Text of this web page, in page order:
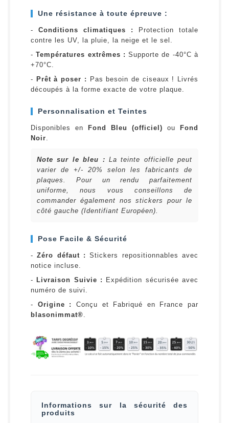
Une résistance à toute épreuve :
- Conditions climatiques :
Protection totale
contre les UV, la pluie, la neige et le sel.
-Températures extrêmes : Supporte de -40°C à
+70°C.
- Prêt à poser :
Pas besoin de ciseaux ! Livrés
découpés à la forme exacte de votre plaque.
Personnalisation et Teintes
Disponibles en Fond Bleu (officiel) ou
Fond
Noir.
Note sur le bleu : La teinte officielle peut
varier de +/- 20% selon les fabricants de
plaques. Pour un rendu parfaitement
uniforme, nous vous conseillons de
commander également nos stickers pour le
côté gauche (Identifiant Européen).
Pose Facile & Sécurité
-Zéro défaut : Stickers repositionnables avec
notice incluse.
- Livraison Suivie :
Expédition sécurisée avec
numéro de suivi.
- Origine :
Conçu et Fabriqué en France par
blasonimmat®.
Informations sur la sécurité des
produits